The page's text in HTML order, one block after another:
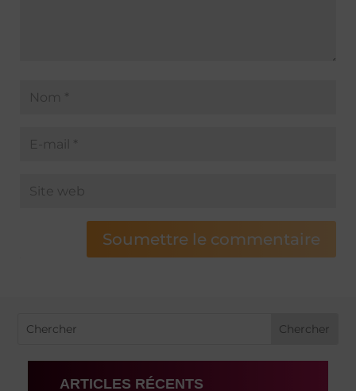
Soumettre le commentaire
ARTICLES RÉCENTS